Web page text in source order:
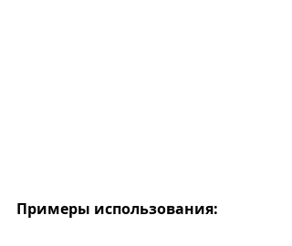
Примеры использования: